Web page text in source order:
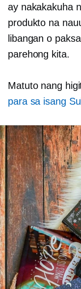
ay nakakakuha
produkto na
libangan o
parehong kita.
Matuto nang
para sa isang